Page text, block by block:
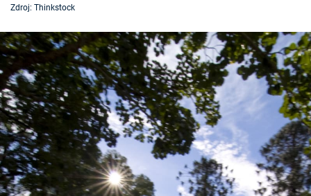
Časopis
Sledujte prima+
Přihlášení
Sledujte nás
Zdroj: Thinkstock